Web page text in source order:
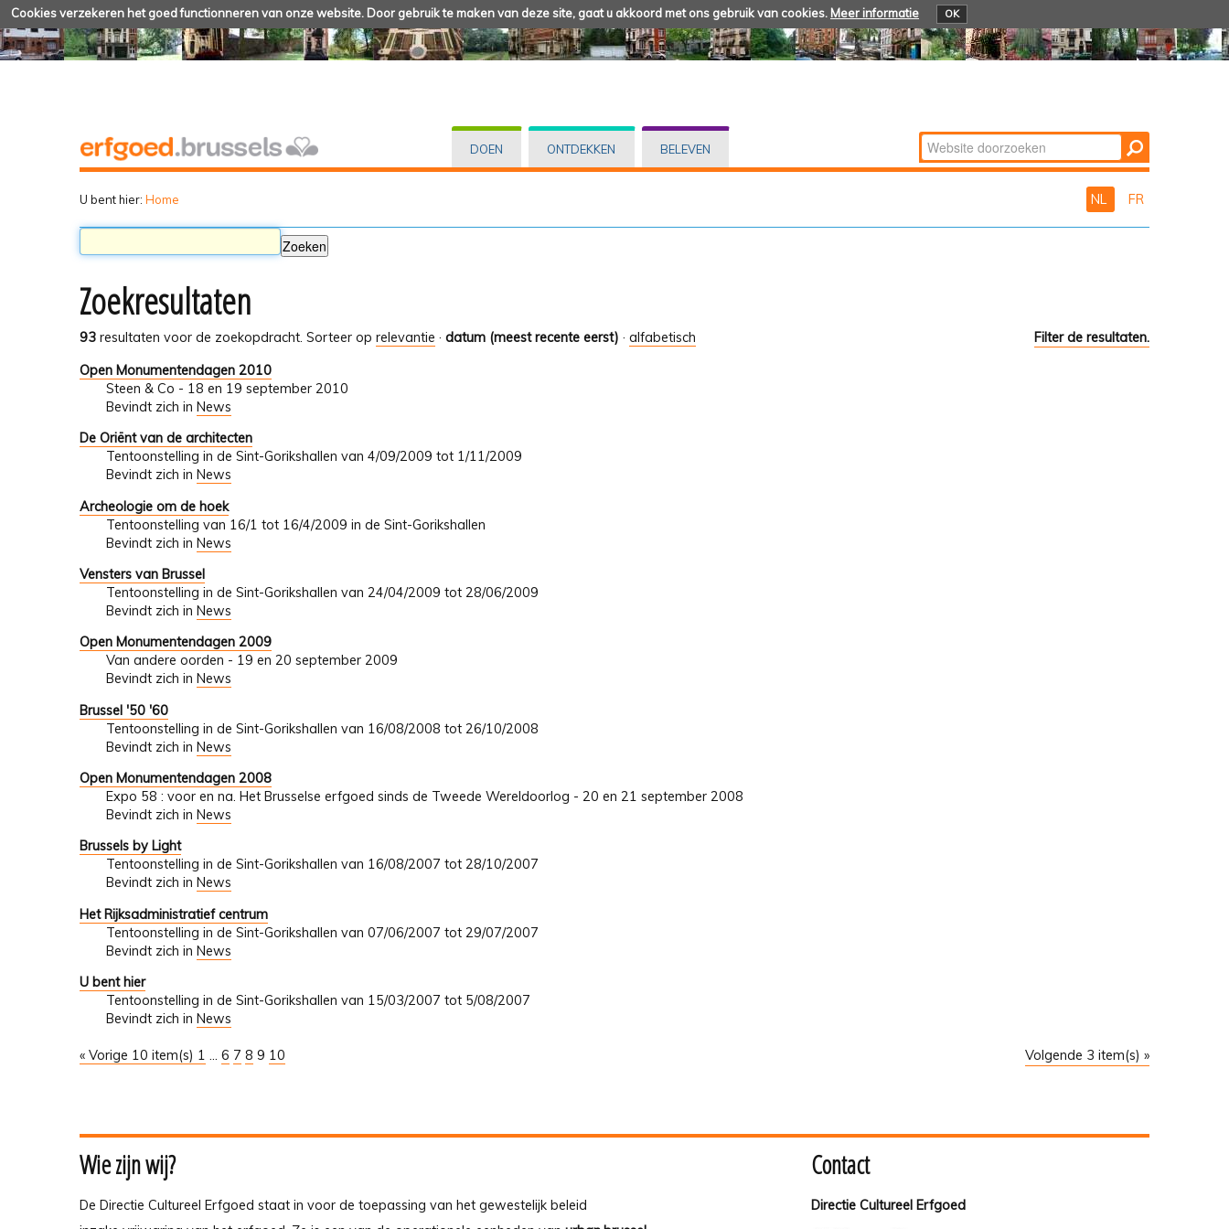
Cookies verzekeren het goed functionneren van onze website. Door gebruik te maken van deze site, gaat u akkoord met ons gebruik van cookies. Meer informatie OK
DOEN ONTDEKKEN BELEVEN Zoek
Geavanceerd
U bent hier: Home NL FR
Zoekresultaten
93 resultaten voor de zoekopdracht. Filter de resultaten.
Sorteer op relevantie · datum (meest recente eerst) · alfabetisch
Open Monumentendagen 2010
Steen & Co - 18 en 19 september 2010
Bevindt zich in News
De Oriënt van de architecten
Tentoonstelling in de Sint-Gorikshallen van 4/09/2009 tot 1/11/2009
Bevindt zich in News
Archeologie om de hoek
Tentoonstelling van 16/1 tot 16/4/2009 in de Sint-Gorikshallen
Bevindt zich in News
Vensters van Brussel
Tentoonstelling in de Sint-Gorikshallen van 24/04/2009 tot 28/06/2009
Bevindt zich in News
Open Monumentendagen 2009
Van andere oorden - 19 en 20 september 2009
Bevindt zich in News
Brussel '50 '60
Tentoonstelling in de Sint-Gorikshallen van 16/08/2008 tot 26/10/2008
Bevindt zich in News
Open Monumentendagen 2008
Expo 58 : voor en na. Het Brusselse erfgoed sinds de Tweede Wereldoorlog - 20 en 21 september 2008
Bevindt zich in News
Brussels by Light
Tentoonstelling in de Sint-Gorikshallen van 16/08/2007 tot 28/10/2007
Bevindt zich in News
Het Rijksadministratief centrum
Tentoonstelling in de Sint-Gorikshallen van 07/06/2007 tot 29/07/2007
Bevindt zich in News
U bent hier
Tentoonstelling in de Sint-Gorikshallen van 15/03/2007 tot 5/08/2007
Bevindt zich in News
« Vorige 10 item(s) Volgende 3 item(s) »
1 ... 6 7 8 9 10
Wie zijn wij?
De Directie Cultureel Erfgoed staat in voor de toepassing van het gewestelijk beleid
Contact
Directie Cultureel Erfgoed